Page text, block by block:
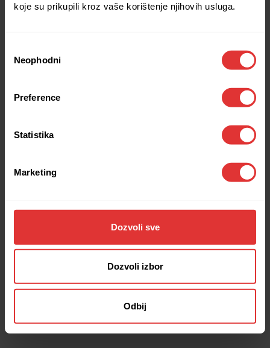
koje su prikupili kroz vaše korištenje njihovih usluga.
Selection
Neophodni
Preference
Statistika
Marketing
Dozvoli sve
Dozvoli izbor
Odbij
Application error: a client-side exception has occurred (see the